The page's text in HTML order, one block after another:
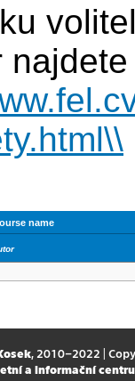
name
, 2010–2022 |
a informační